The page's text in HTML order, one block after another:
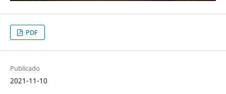
PDF
Publicado
2021-11-10